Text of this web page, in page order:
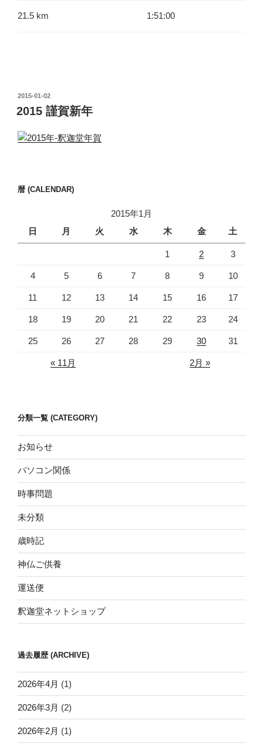
21.5 km 1:51:00
投
稿
日:
2015-01-02
2015 謹賀新年
暦 (CALENDAR)
2015年1月
日
月 火 水 木 金 土
1 2 3
4 5 6 7 8 9 10
11 12 13 14 15 16 17
18 19 20 21 22 23 24
25 26 27 28 29 30 31
« 11月 2月 »
分類一覧 (CATEGORY)
お知らせ
パソコン関係
時事問題
未分類
歳時記
神仏ご供養
運送便
釈迦堂ネットショップ
過去履歴 (ARCHIVE)
2026年4月 (1)
2026年3月 (2)
2026年2月 (1)